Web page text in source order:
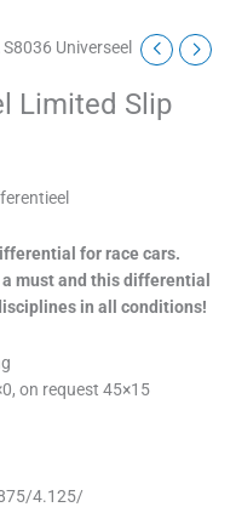
Universeel
Limited Slip
for race cars.
must and this differential
in all conditions!
on request 45×15
4.125/